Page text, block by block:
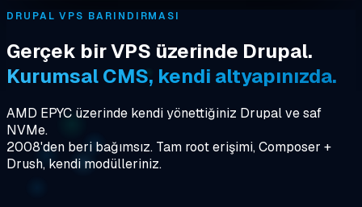
DRUPAL VPS BARINDIRMASI
Gerçek bir VPS üzerinde Drupal.
Kurumsal CMS, kendi altyapınızda.
AMD EPYC üzerinde kendi yönettiğiniz Drupal ve saf
NVMe.
2008'den beri bağımsız. Tam root erişimi, Composer +
Drush, kendi modülleriniz.